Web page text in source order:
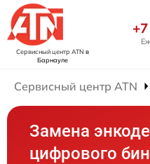
Сервисный центр ATN в
Барнауле
Сервисный центр ATN
Замена
цифрового